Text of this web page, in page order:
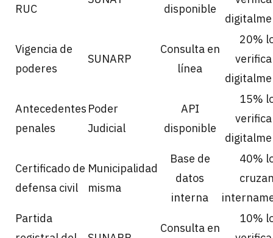
RUC
disponible
Vigencia de
poderes
SUNARP
Consulta en
línea
20%
Antecedentes
penales
Poder
Judicial
API
disponible
15%
Certificado de
defensa civil
Municipalidad
misma
Base de
datos
interna
40%
Partida
Consulta en
10%